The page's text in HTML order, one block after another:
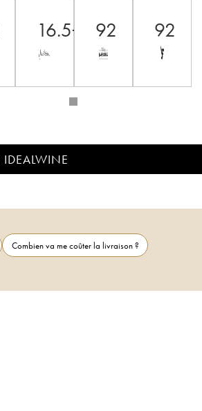
16.5+ 92 92
IDEALWINE
Combien va me coûter la livraison ?